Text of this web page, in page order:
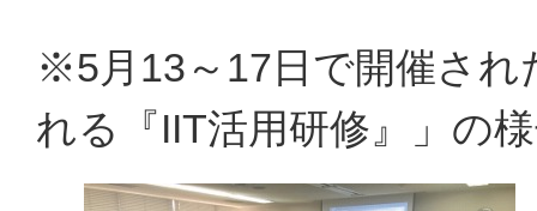
※5月13～17日で開催され
れる『IIT活用研修』」の